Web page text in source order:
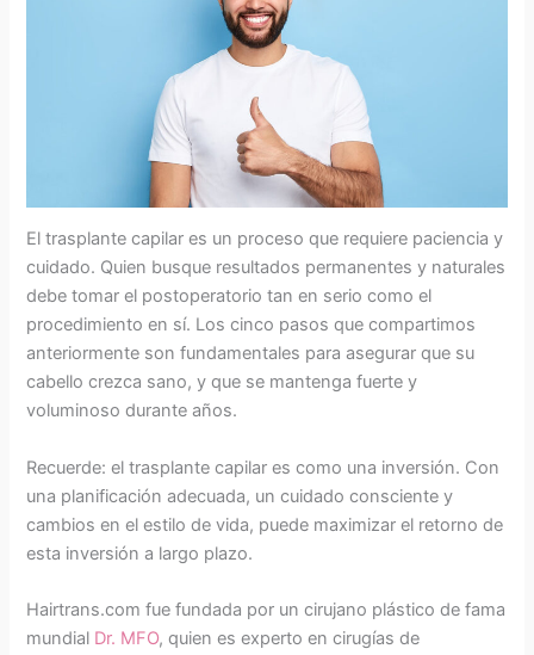
El trasplante capilar es un proceso que requiere paciencia y
cuidado. Quien busque resultados permanentes y naturales
debe tomar el postoperatorio tan en serio como el
procedimiento en sí. Los cinco pasos que compartimos
anteriormente son fundamentales para asegurar que su
cabello crezca sano, y que se mantenga fuerte y
voluminoso durante años.
Recuerde: el trasplante capilar es como una inversión. Con
una planificación adecuada, un cuidado consciente y
cambios en el estilo de vida, puede maximizar el retorno de
esta inversión a largo plazo.
Hairtrans.com fue fundada por un cirujano plástico de fama
mundial Dr. MFO, quien es experto en cirugías de